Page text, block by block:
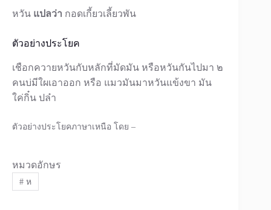
หวัน แปลว่า กอดเกี้ยวเลี้ยวพัน
ตัวอย่างประโยค
เชือกควายหวันกับหลักที่มัดมัน หรือหวันกันไปมา ๒
คนบ่มีใผเอาออก หรือ แมวมันมาหวันแข้งขา มัน
ใค่กิ๋น ปล๋า
ตัวอย่างประโยคภาษาเหนือ โดย –
หมวดอักษร
#ห